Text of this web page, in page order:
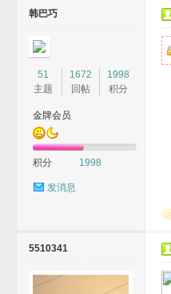
韩巴巧
51
主题
1672
回帖
1998
积分
金牌会员
积分 1998
发消息
5510341